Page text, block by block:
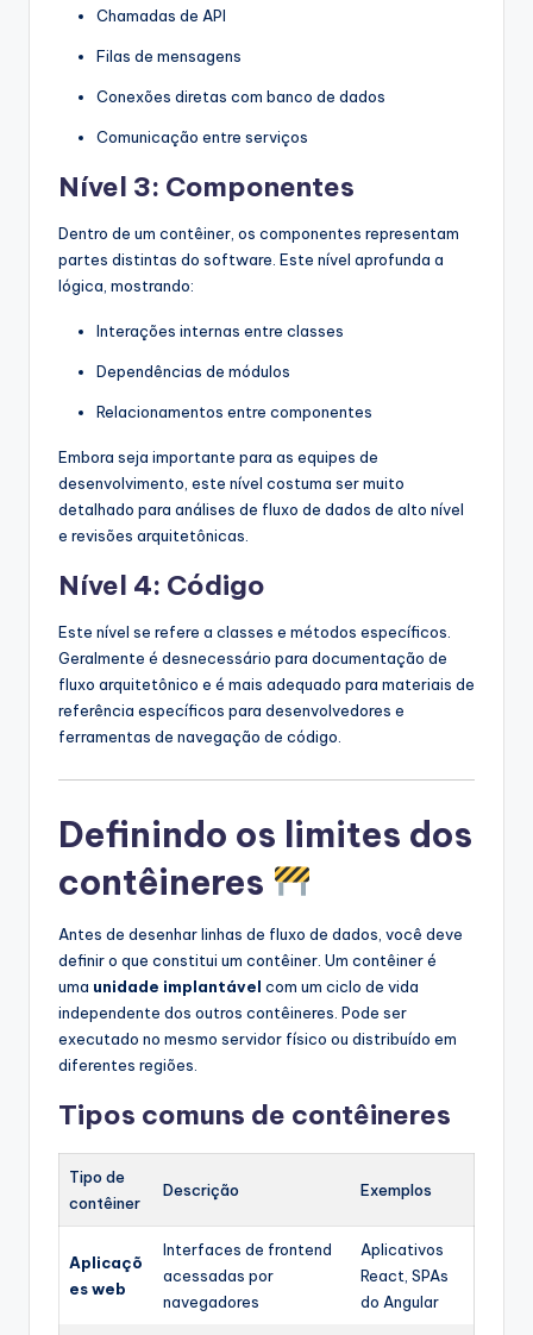
Chamadas de API
Filas de mensagens
Conexões diretas com banco de dados
Comunicação entre serviços
Nível 3: Componentes
Dentro de um contêiner, os componentes representam
partes distintas do software. Este nível aprofunda a
lógica, mostrando:
Interações internas entre classes
Dependências de módulos
Relacionamentos entre componentes
Embora seja importante para as equipes de
desenvolvimento, este nível costuma ser muito
detalhado para análises de fluxo de dados de alto nível
e revisões arquitetônicas.
Nível 4: Código
Este nível se refere a classes e métodos específicos.
Geralmente é desnecessário para documentação de
fluxo arquitetônico e é mais adequado para materiais de
referência específicos para desenvolvedores e
ferramentas de navegação de código.
Definindo os limites dos
contêineres
Antes de desenhar linhas de fluxo de dados, você deve
definir o que constitui um contêiner. Um contêiner é
uma unidade implantável com um ciclo de vida
independente dos outros contêineres. Pode ser
executado no mesmo servidor físico ou distribuído em
diferentes regiões.
Tipos comuns de contêineres
Tipo de
contêiner
Descrição Exemplos
Aplicaçõ
es web
Interfaces de frontend
acessadas por
navegadores
Aplicativos
React, SPAs
do Angular